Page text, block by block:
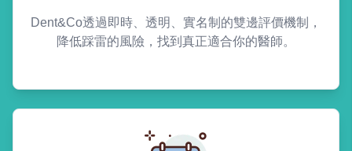
Dent&Co透過即時、透明、實名制的雙邊評價機制，
降低踩雷的風險，找到真正適合你的醫師。